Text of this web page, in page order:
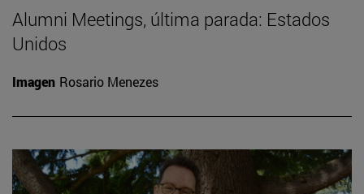
Alumni Meetings, última parada: Estados
Unidos
Imagen Rosario Menezes